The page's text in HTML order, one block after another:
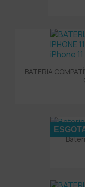
BATERIA